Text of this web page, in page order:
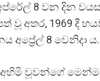
8 වන දින වයස
වූ අතර, 1969 දී
අප්‍රේල් 8 වෙනිදා ය.
වූවන්ගේ මෙන්ම